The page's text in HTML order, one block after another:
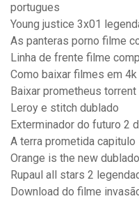
portugues
Young justice 3x01
As panteras porno filme
Linha de frente filme
Como baixar filmes em 4k
Baixar prometheus torrent
Leroy e stitch dublado
Exterminador do futuro 2
A terra prometida
Orange is the new
Rupaul all stars 2
Download do filme